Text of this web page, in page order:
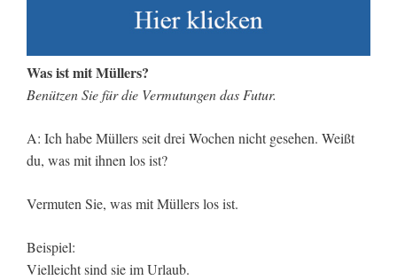
Was ist mit Müllers?
Benützen Sie für die Vermutungen das Futur.
A: Ich habe Müllers seit drei Wochen nicht gesehen. Weißt
du, was mit ihnen los ist?
Vermuten Sie, was mit Müllers los ist.
Beispiel:
Vielleicht sind sie im Urlaub.